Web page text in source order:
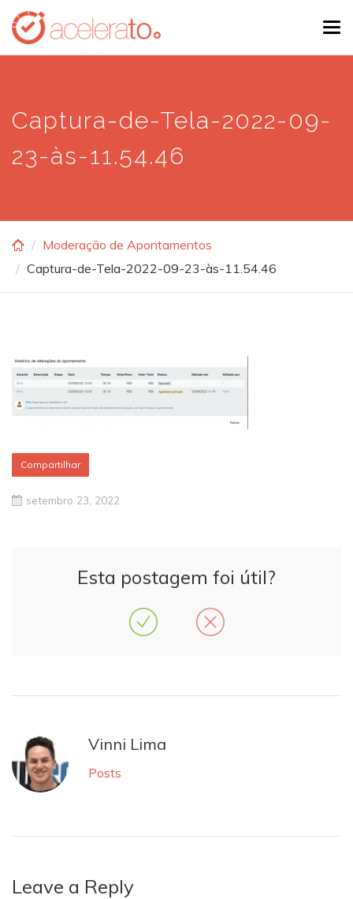
Skip
main
Captura-de-Tela-2022-09-
23-às-11.54.46
Moderação de Apontamentos
Captura-de-Tela-2022-09-23-às-11.54.46
Compartilhar
setembro 23, 2022
Esta postagem foi útil?
Vinni Lima
Posts
Leave a Reply